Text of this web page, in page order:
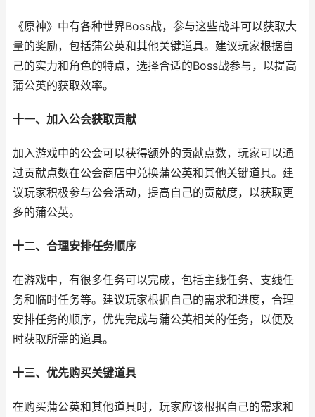
《原神》中有各种世界Boss战，参与这些战斗可以获取大
量的奖励，包括蒲公英和其他关键道具。建议玩家根据自
己的实力和角色的特点，选择合适的Boss战参与，以提高
蒲公英的获取效率。
十一、加入公会获取贡献
加入游戏中的公会可以获得额外的贡献点数，玩家可以通
过贡献点数在公会商店中兑换蒲公英和其他关键道具。建
议玩家积极参与公会活动，提高自己的贡献度，以获取更
多的蒲公英。
十二、合理安排任务顺序
在游戏中，有很多任务可以完成，包括主线任务、支线任
务和临时任务等。建议玩家根据自己的需求和进度，合理
安排任务的顺序，优先完成与蒲公英相关的任务，以便及
时获取所需的道具。
十三、优先购买关键道具
在购买蒲公英和其他道具时，玩家应该根据自己的需求和